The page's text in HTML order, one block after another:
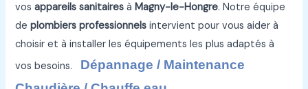
vosappareils sanitaires àMagny-le-Hongre. Notre équipe
deplombiers professionnels intervient pour vous aider à
choisir et à installer les équipements les plus adaptés à
vos besoins. Dépannage / Maintenance